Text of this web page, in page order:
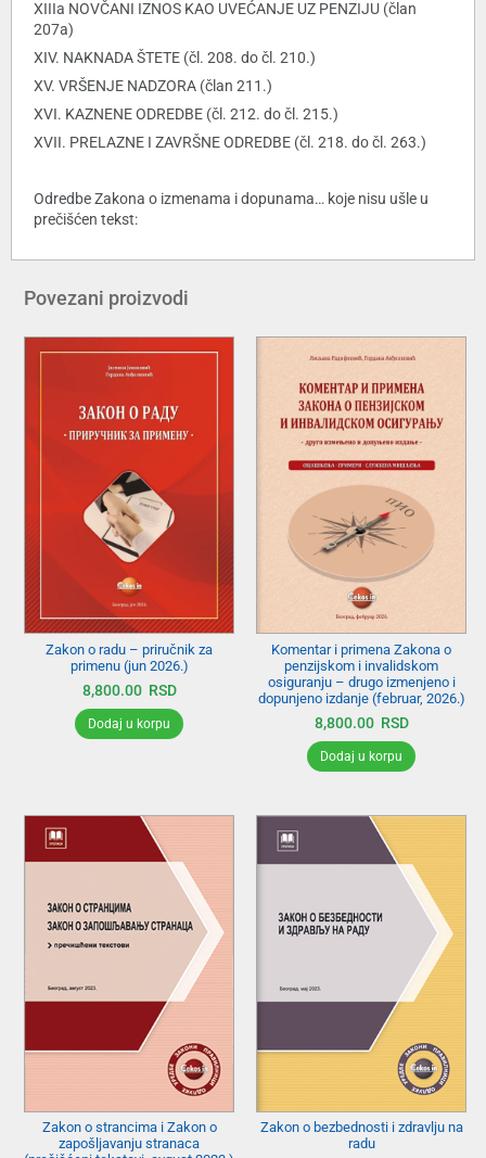
XIIIa NOVČANI IZNOS KAO UVEĆANJE UZ PENZIJU (član
207a)
XIV. NAKNADA ŠTETE (čl. 208. do čl. 210.)
XV. VRŠENJE NADZORA (član 211.)
XVI. KAZNENE ODREDBE (čl. 212. do čl. 215.)
XVII. PRELAZNE I ZAVRŠNE ODREDBE (čl. 218. do čl. 263.)
Odredbe Zakona o izmenama i dopunama… koje nisu ušle u
prečišćen tekst:
Povezani proizvodi
Zakon o radu – priručnik za
primenu (jun 2026.)
8,800.00 RSD
Dodaj u korpu
Komentar i primena Zakona o
penzijskom i invalidskom
osiguranju – drugo izmenjeno i
dopunjeno izdanje (februar, 2026.)
8,800.00 RSD
Dodaj u korpu
Zakon o strancima i Zakon o
zapošljavanju stranaca
Zakon o bezbednosti i zdravlju na
radu